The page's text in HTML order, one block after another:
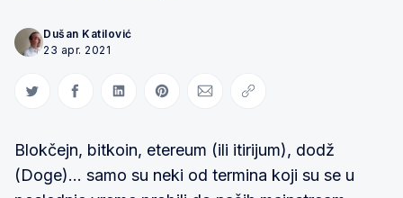
Dušan Katilović
23 apr. 2021
Share on Twitter
Share on Facebook
Share on LinkedIn
Share on Pinterest
Share via Email
Copy link
Blokčejn, bitkoin, etereum (ili itirijum), dodž
(Doge)... samo su neki od termina koji su se u